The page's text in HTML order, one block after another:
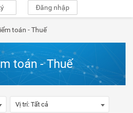
Đăng nhập
toán - Thuế
toán - Thuế
Vị trí: Tất cả